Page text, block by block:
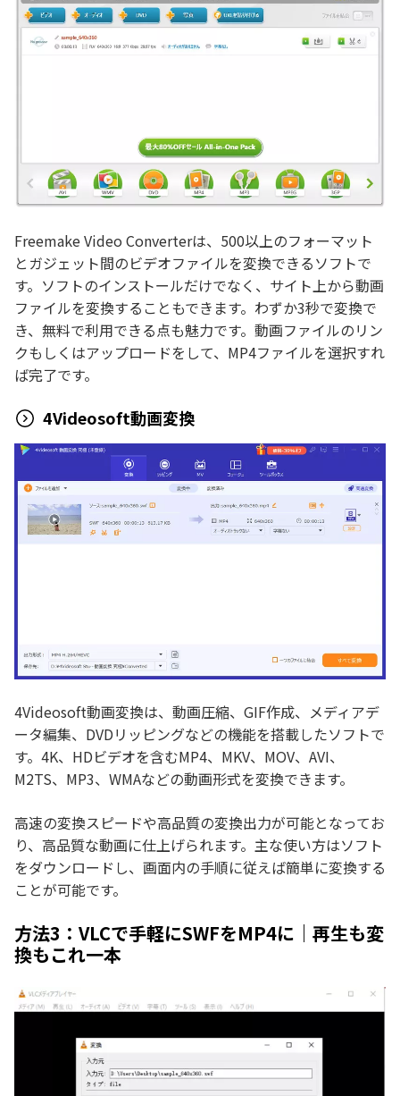
Freemake Video Converterは、500以上のフォーマット
とガジェット間のビデオファイルを変換できるソフトで
す。ソフトのインストールだけでなく、サイト上から動画
ファイルを変換することもできます。わずか3秒で変換で
き、無料で利用できる点も魅力です。動画ファイルのリン
クもしくはアップロードをして、MP4ファイルを選択すれ
ば完了です。
4Videosoft動画変換
4Videosoft動画変換は、動画圧縮、GIF作成、メディアデ
ータ編集、DVDリッピングなどの機能を搭載したソフトで
す。4K、HDビデオを含むMP4、MKV、MOV、AVI、
M2TS、MP3、WMAなどの動画形式を変換できます。
高速の変換スピードや高品質の変換出力が可能となってお
り、高品質な動画に仕上げられます。主な使い方はソフト
をダウンロードし、画面内の手順に従えば簡単に変換する
ことが可能です。
方法3：VLCで手軽にSWFをMP4に｜再生も変
換もこれ一本